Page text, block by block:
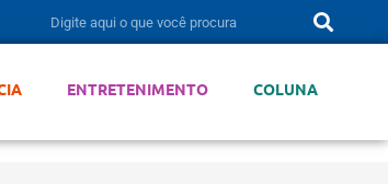
ENTRETENIMENTO COLUNA